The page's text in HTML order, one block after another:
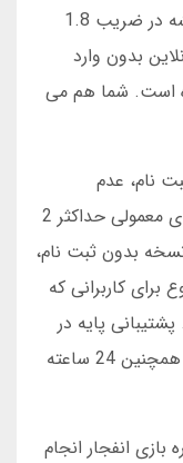
نگرانی تست کنید. برای مثال، من همیشه در ضریب 1.8
بدون وارد
است. شما هم می
نام، عدم
محدودیت زمانی است. برخی سایت های معمولی حداکثر 2
بدون ثبت نام،
کاربرانی که
پایه در
نسخه های رایگان پاسور بدون ثبت نام همچنین 24 ساعته
بازی انفجار انجام